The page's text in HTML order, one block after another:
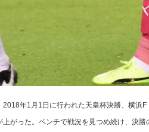
2018年1月1日に行われた天皇杯決勝、横浜F
上がった。ベンチで戦況を見つめ続け、決